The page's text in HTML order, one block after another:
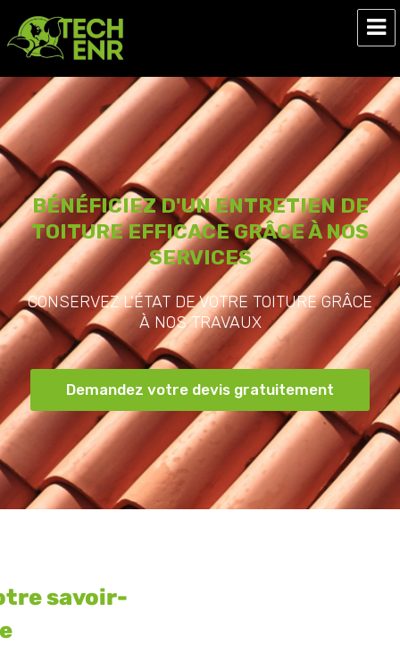
Tech ENR
BÉNÉFICIEZ D'UN ENTRETIEN DE
TOITURE EFFICACE GRÂCE À NOS
SERVICES
CONSERVEZ L'ÉTAT DE VOTRE TOITURE GRÂCE
À NOS TRAVAUX
Demandez votre devis gratuitement
savoir-